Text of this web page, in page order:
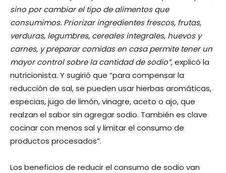
sino por cambiar el tipo de alimentos que
consumimos. Priorizar ingredientes frescos, frutas,
verduras, legumbres, cereales integrales, huevos y
carnes, y preparar comidas en casa permite tener un
mayor control sobre la cantidad de sodio”, explicó la
nutricionista. Y sugirió que “para compensar la
reducción de sal, se pueden usar hierbas aromáticas,
especias, jugo de limón, vinagre, aceto o ajo, que
realzan el sabor sin agregar sodio. También es clave
cocinar con menos sal y limitar el consumo de
productos procesados”.
Los beneficios de reducir el consumo de sodio van